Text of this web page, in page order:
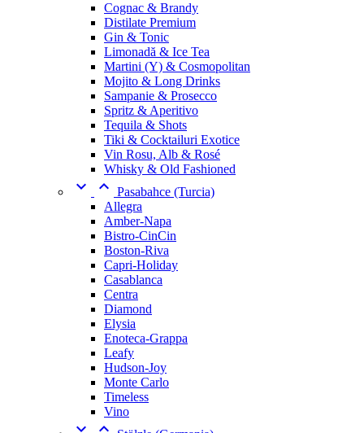
Cognac & Brandy
Distilate Premium
Gin & Tonic
Limonadă & Ice Tea
Martini (Y) & Cosmopolitan
Mojito & Long Drinks
Sampanie & Prosecco
Spritz & Aperitivo
Tequila & Shots
Tiki & Cocktailuri Exotice
Vin Rosu, Alb & Rosé
Whisky & Old Fashioned
  Pasabahce (Turcia)
Allegra
Amber-Napa
Bistro-CinCin
Boston-Riva
Capri-Holiday
Casablanca
Centra
Diamond
Elysia
Enoteca-Grappa
Leafy
Hudson-Joy
Monte Carlo
Timeless
Vino
 